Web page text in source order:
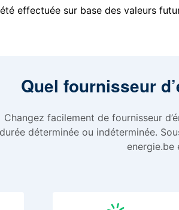
effectuée sur base des valeurs
Quel fournisseur
Changez facilement de fournisseur
durée déterminée ou indéterminée.
energie.be